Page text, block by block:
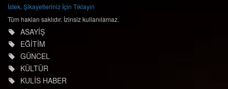
İstek, Şikayetleriniz İçin Tıklayın
Tüm hakları saklıdır. İzinsiz kullanılamaz.
ASAYİŞ
EĞİTİM
GÜNCEL
KÜLTÜR
KULİS HABER